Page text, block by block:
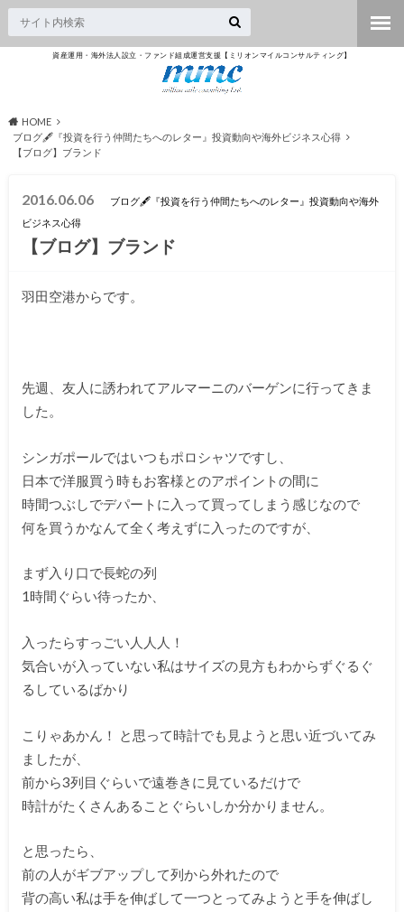
資産運用・海外法人設立・ファンド組成運営支援【ミリオンマイルコンサルティング】
HOME
ブログ🖋『投資を行う仲間たちへのレター』投資動向や海外ビジネス心得
【ブログ】ブランド
2016.06.06
ブログ🖋『投資を行う仲間たちへのレター』投資動向や海外
ビジネス心得
【ブログ】ブランド
羽田空港からです。
先週、友人に誘われてアルマーニのバーゲンに行ってきま
した。
シンガポールではいつもポロシャツですし、
日本で洋服買う時もお客様とのアポイントの間に
時間つぶしでデパートに入って買ってしまう感じなので
何を買うかなんて全く考えずに入ったのですが、
まず入り口で長蛇の列
1時間ぐらい待ったか、
入ったらすっごい人人人！
気合いが入っていない私はサイズの見方もわからずぐるぐ
るしているばかり
こりゃあかん！ と思って時計でも見ようと思い近づいてみ
ましたが、
前から3列目ぐらいで遠巻きに見ているだけで
時計がたくさんあることぐらいしか分かりません。
と思ったら、
前の人がギブアップして列から外れたので
背の高い私は手を伸ばして一つとってみようと手を伸ばし